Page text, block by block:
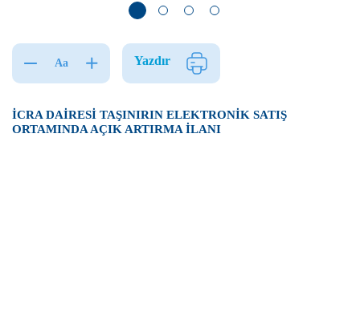
İCRA DAİRESİ TAŞINIRIN ELEKTRONİK SATIŞ
ORTAMINDA AÇIK ARTIRMA İLANI
Aa Yazdır